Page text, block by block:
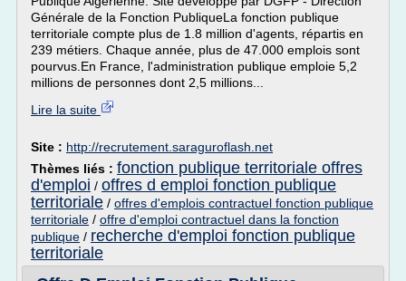
Générale de la Fonction PubliqueLa fonction publique
territoriale compte plus de 1.8 million d'agents, répartis en
239 métiers. Chaque année, plus de 47.000 emplois sont
pourvus.En France, l'administration publique emploie 5,2
millions de personnes dont 2,5 millions...
Lire la suite
Site : http://recrutement.saraguroflash.net
Thèmes liés : fonction publique territoriale offres
d'emploi / offres d emploi fonction publique
territoriale / offres d'emplois contractuel fonction publique
territoriale / offre d'emploi contractuel dans la fonction
publique / recherche d'emploi fonction publique
territoriale